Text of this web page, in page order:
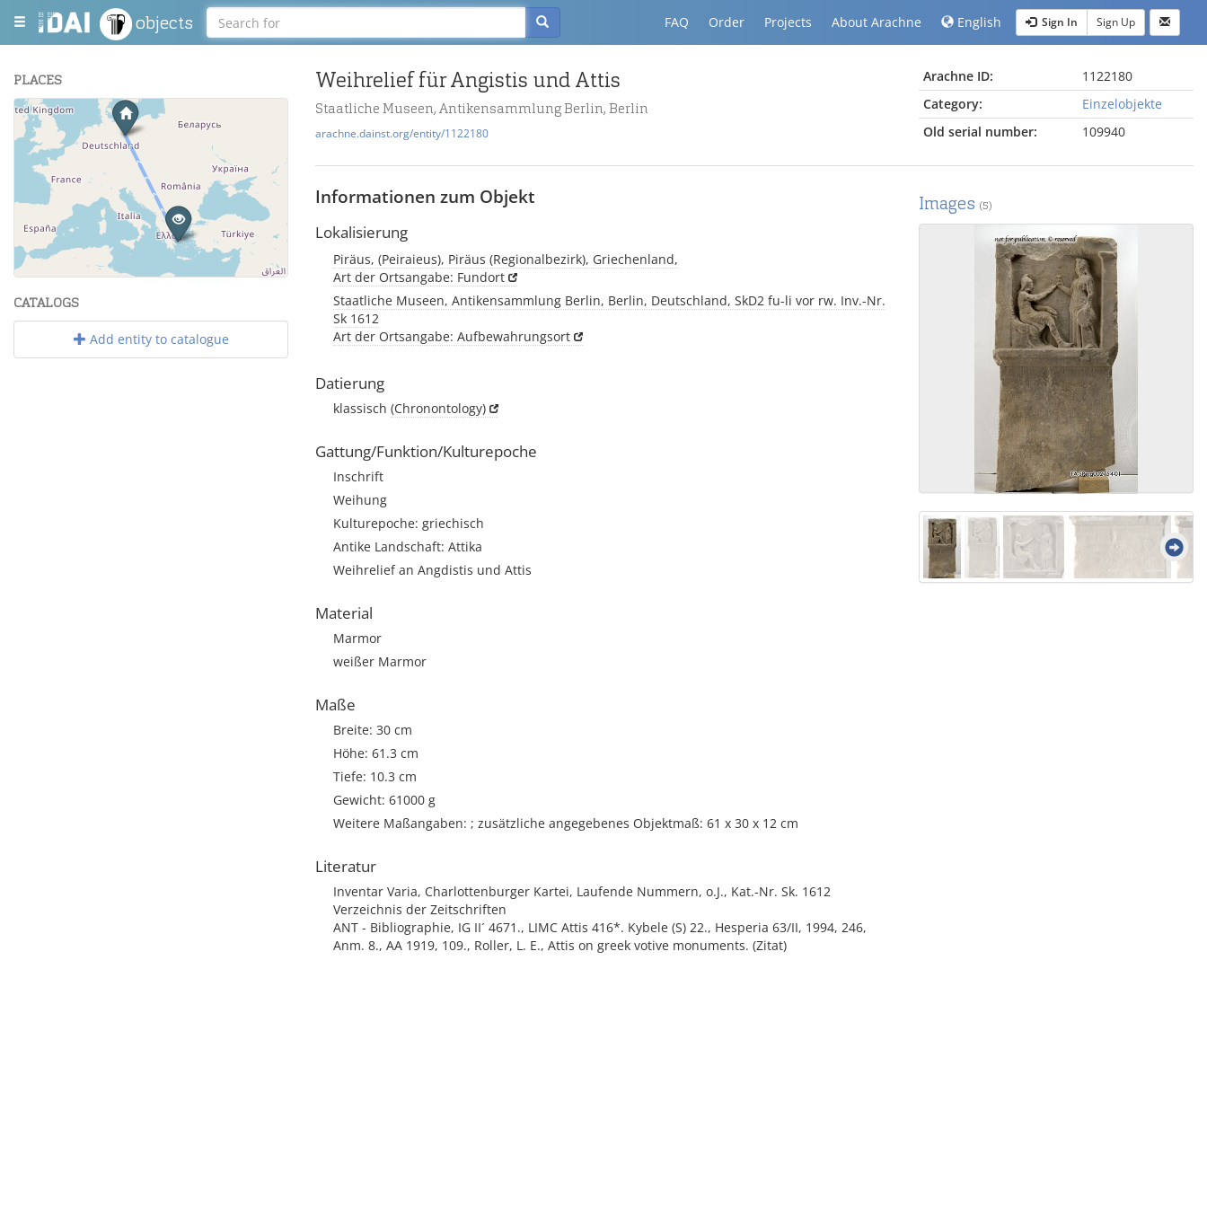
objects FAQ Order Projects About Arachne English Sign In Sign Up
PLACES
+
−
Leaflet | Maps and Data © OpenStreetMap.
CATALOGS
Add entity to catalogue
Weihrelief für Angistis und Attis
Staatliche Museen, Antikensammlung Berlin, Berlin
arachne.dainst.org/entity/1122180
Arachne ID:
1122180
Category:
Einzelobjekte
Old serial number:
109940
Informationen zum Objekt
Lokalisierung
Piräus, (Peiraieus), Piräus (Regionalbezirk), Griechenland,
Art der Ortsangabe: Fundort
Staatliche Museen, Antikensammlung Berlin, Berlin, Deutschland, SkD2 fu-li vor rw. Inv.-Nr.
Sk 1612
Art der Ortsangabe: Aufbewahrungsort
Datierung
klassisch (Chronontology)
Gattung/Funktion/Kulturepoche
Inschrift
Weihung
Kulturepoche: griechisch
Antike Landschaft: Attika
Weihrelief an Angdistis und Attis
Material
Marmor
weißer Marmor
Maße
Breite: 30 cm
Höhe: 61.3 cm
Tiefe: 10.3 cm
Gewicht: 61000 g
Weitere Maßangaben: ; zusätzliche angegebenes Objektmaß: 61 x 30 x 12 cm
Literatur
Inventar Varia, Charlottenburger Kartei, Laufende Nummern, o.J., Kat.-Nr. Sk. 1612
Verzeichnis der Zeitschriften
ANT - Bibliographie, IG II´ 4671., LIMC Attis 416*. Kybele (S) 22., Hesperia 63/II, 1994, 246,
Anm. 8., AA 1919, 109., Roller, L. E., Attis on greek votive monuments. (Zitat)
Images (5)